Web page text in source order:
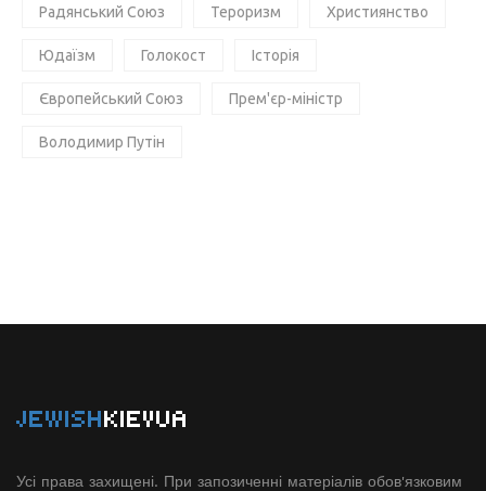
Радянський Союз Тероризм Християнство
Юдаїзм Голокост Історія
Європейський Союз Прем'єр-міністр
Володимир Путін
JEWISHKIEVUA
Усі права захищені. При запозиченні матеріалів обов'язковим